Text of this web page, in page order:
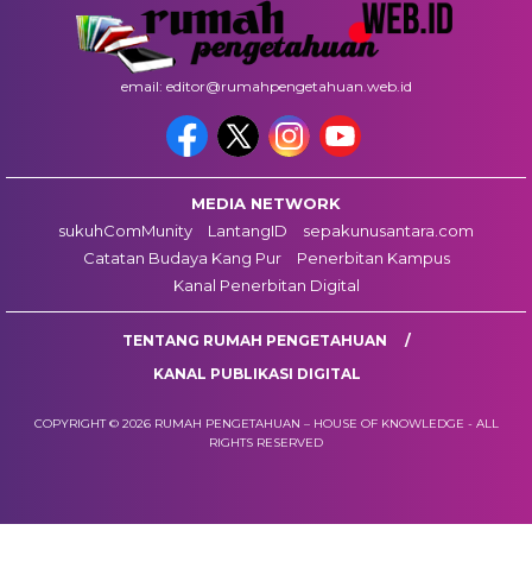
email: editor@rumahpengetahuan.web.id
MEDIA NETWORK
sukuhComMunity
LantangID
sepakunusantara.com
Catatan Budaya Kang Pur
Penerbitan Kampus
Kanal Penerbitan Digital
TENTANG RUMAH PENGETAHUAN
KANAL PUBLIKASI DIGITAL
COPYRIGHT © 2026 RUMAH PENGETAHUAN – HOUSE OF KNOWLEDGE - ALL
RIGHTS RESERVED